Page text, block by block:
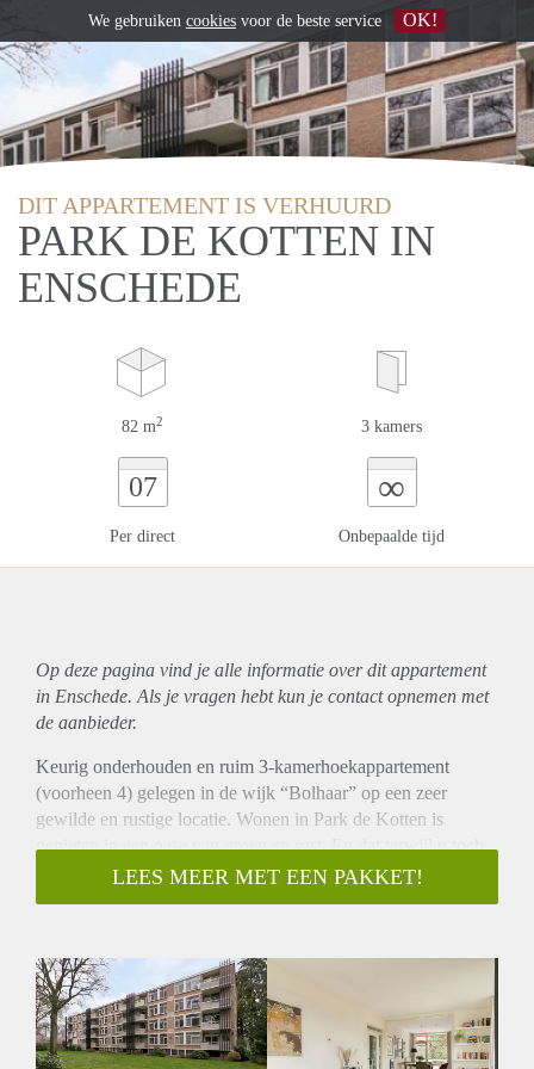
DIT APPARTEMENT IS VERHUURD
PARK DE KOTTEN IN
ENSCHEDE
82 m2 3 kamers
07
Per direct
∞
Onbepaalde tijd
Op deze pagina vind je alle informatie over ditappartement
in Enschede. Als je vragen hebt kun je contact opnemen met
de aanbieder.
Keurig onderhouden en ruim 3-kamerhoekappartement
(voorheen 4) gelegen in de wijk “Bolhaar” op een zeer
gewilde en rustige locatie. Wonen in Park de Kotten is
genieten in een oase van groen en rust. En dat terwijl u toch
alle voorzieningen, zoals winkels, sportverenigingen en het
gezellige centrum van Enschede alsook de Universiteit
verdieping van het achterste complex met aan zowel voor- als
achterzijde vrij uitzicht over de flora en fauna. Het is
voorzien van een riante woonkamer, twee slaapkamers een
ruime berging en is vanaf 2012 volledig gemoderniseerd. Het
LEES MEER MET EEN PAKKET!
We gebruiken cookies voor de beste service OK!